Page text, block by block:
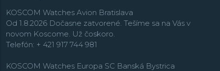
KOSCOM Watches Avion Bratislava
Od 1.8.2026 Dočasne zatvorené. Tešíme sa na Vás v
novom Koscome. Už čoskoro.
Telefón: + 421 917 744 981
KOSCOM Watches Europa SC Banská Bystrica